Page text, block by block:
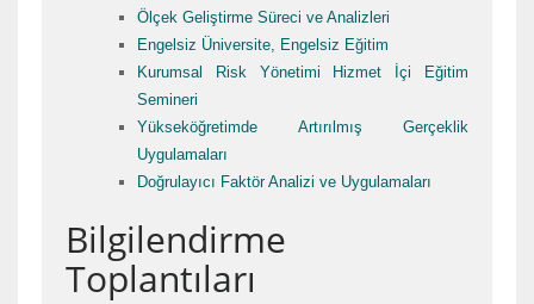
Ölçek Geliştirme Süreci ve Analizleri
Engelsiz Üniversite, Engelsiz Eğitim
Kurumsal Risk Yönetimi Hizmet İçi Eğitim
Semineri
Yükseköğretimde Artırılmış Gerçeklik
Uygulamaları
Doğrulayıcı Faktör Analizi ve Uygulamaları
Bilgilendirme
Toplantıları